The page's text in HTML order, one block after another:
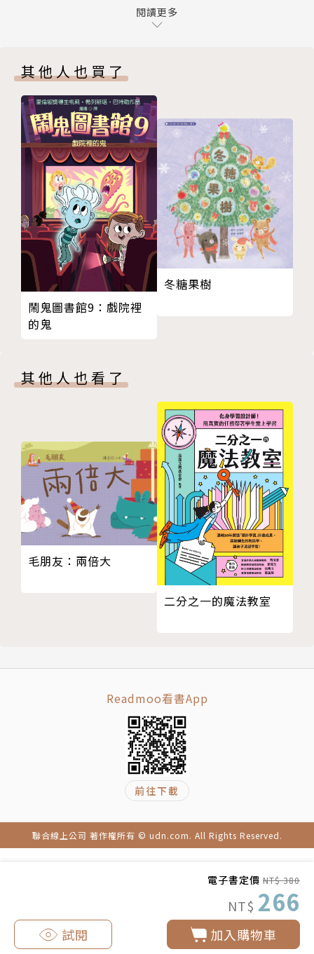
電子書定價 NT$ 380
NT$ 266
加入購物車
試閱
少有對各事件有其他的想法。
有哪些重要的時間和脈絡下，
導致每一個時間點後有哪些轉變或是劃時代的意義，
從史實出發，以史料為依據外，從而培養孩子的史觀及
判斷！
回到重要歷史轉捩點，了解每個時刻的歷史脈動，
什麼又是臺灣現代化的開始，
臺灣的民主演變之路一路走來又是如何？
以客觀的新視點，了解臺灣一路走來的自由之路是如何
積累，
重新認識臺灣，找到繼續前行的路！
本書附有：
大事紀 掌握全球重要事件與時間
歷史報你知 收錄有趣的歷史小知識
歷史故事延伸影音 補充知識，了解不一樣的臺灣
當紅歷史社群「故事」團隊首度跨足童書代表作。
內容扣合108中小學社會領域新課綱。
跨領域學習：橫跨地理、文化、人文、自然，提供更全
面性方向詮釋臺灣歷史發展。
◎無注音，適合10歲以上閱讀
趣的、有創意的方式，結合新媒體的運用，讓歷史走進
日常生活之中，提供適合所有人閱讀、且值得信賴的知
慢熟工作室
黃湘
臺灣高雄人，插畫設計師，習慣複合媒材手繪後上機結
合繪圖軟體，以慢而入味的節奏畫事。從小玩的玩具是
畫筆，學生時期亦在畫室中度過，常自嘲「我的人生好
像也只會畫圖」。身負各種無用技能（例如高分籃球機
第四章 皇帝來了，變身特別行政區
第五章 臺灣重回世界舞臺
第七章 臺灣大動脈的建設完成
第八章 臺灣捲入世界大戰
第九章 開啟中華民國的統治新局面
第十章 走向自由與民主的道路
附錄
版權頁
閱讀更多
其他人也買了
鬧鬼圖書館9：戲院裡
的鬼
冬糖果樹
其他人也看了
毛朋友：兩倍大
二分之一的魔法教室
Readmoo看書App
前往下載
聯合線上公司 著作權所有 © udn.com. All Rights Reserved.